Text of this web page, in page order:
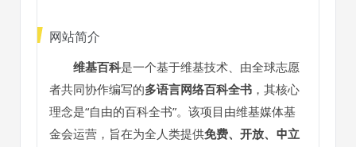
网站简介
维基百科是一个基于维基技术、由全球志愿
者共同协作编写的多语言网络百科全书 ，其核心
理念是“自由的百科全书”。该项目由维基媒体基
金会运营，旨在为全人类提供免费、开放、中立